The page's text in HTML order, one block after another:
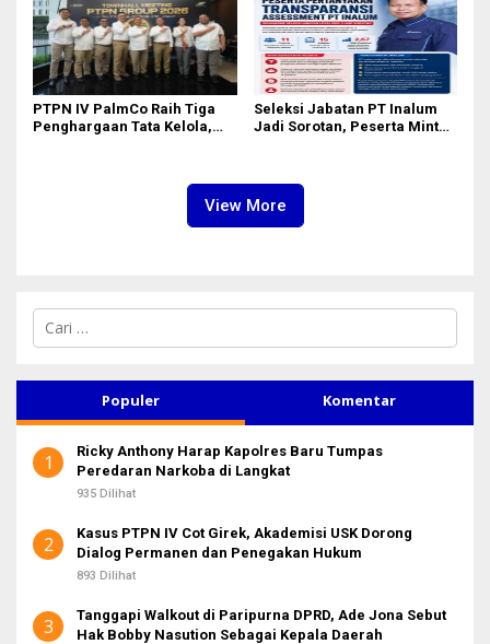
PTPN IV PalmCo Raih Tiga
Penghargaan Tata Kelola,
Seleksi Jabatan PT Inalum
Jadi Sorotan, Peserta Minta
View More
C
i
n
u
k
Populer Komentar
1
Ricky Anthony Harap Kapolres Baru Tumpas
Peredaran Narkoba di Langkat
935 Dilihat
2
Kasus PTPN IV Cot Girek, Akademisi USK Dorong
Dialog Permanen dan Penegakan Hukum
893 Dilihat
3
Tanggapi Walkout di Paripurna DPRD, Ade Jona Sebut
Hak Bobby Nasution Sebagai Kepala Daerah